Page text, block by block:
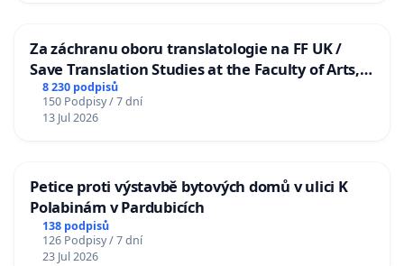
Za záchranu oboru translatologie na FF UK /
Save Translation Studies at the Faculty of Arts,
Charles University
8 230 podpisů
150 Podpisy / 7 dní
13 Jul 2026
Petice proti výstavbě bytových domů v ulici K
Polabinám v Pardubicích
138 podpisů
126 Podpisy / 7 dní
23 Jul 2026